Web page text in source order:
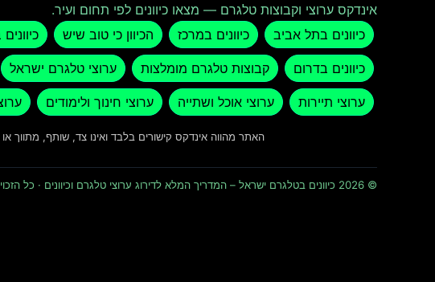
אינדקס ערוצי וקבוצות טלגרם — מצאו כיוונים לפי תחום ועיר.
כיוונים בתל אביב
כיוונים במרכז הכיוון כי טוב שיש
כיוונים בדרום קבוצות טלגרם מומלצות ערוצי טלגרם ישראל
ערוצי תיירות ערוצי אוכל ושתייה ערוצי חינוך ולימודים
האתר מהווה אינדקס קישורים בלבד ואינו צד, שותף,
© 2026 כיוונים בטלגרם ישראל – המדריך המלא לדירוג ערוצי טלגרם וכיוונים · כל הזכויות שמורות ומוגנות